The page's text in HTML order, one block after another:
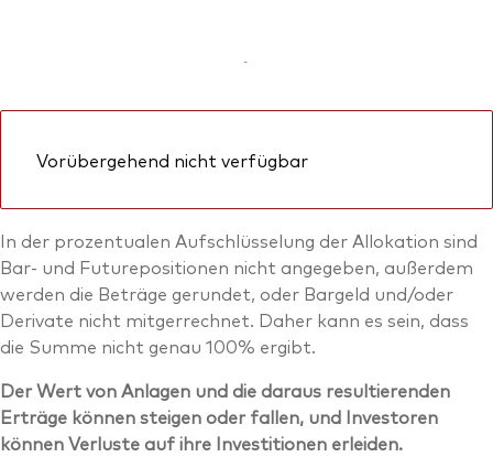
-
Vorübergehend nicht verfügbar
In der prozentualen Aufschlüsselung der Allokation sind
Bar- und Futurepositionen nicht angegeben, außerdem
werden die Beträge gerundet, oder Bargeld und/oder
Derivate nicht mitgerrechnet. Daher kann es sein, dass
die Summe nicht genau 100% ergibt.
Der Wert von Anlagen und die daraus resultierenden
Erträge können steigen oder fallen, und Investoren
können Verluste auf ihre Investitionen erleiden.